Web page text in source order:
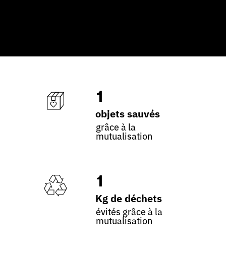
1
objets sauvés
grâce à la
mutualisation
1
Kg de déchets
évités grâce à la
mutualisation